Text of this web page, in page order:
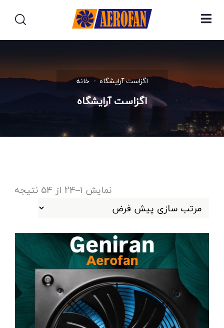
خانه اگزاست آرایشگاه
اگزاست آرایشگاه
نمایش 1–24 از 54 نتیجه